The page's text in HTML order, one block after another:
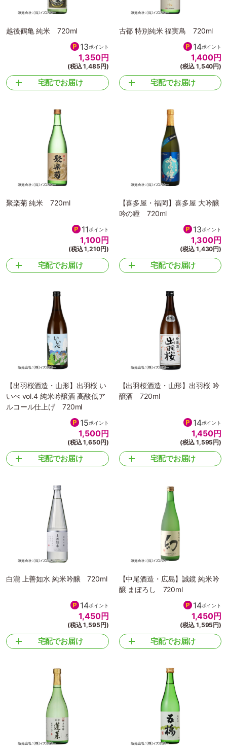
越後鶴亀 純米 720ml
13ポイント
1,350円
(税込 1,485円)
宅配でお届け
古都 特別純米 福実鳥 720ml
14ポイント
1,400円
(税込 1,540円)
宅配でお届け
聚楽菊 純米 720ml
11ポイント
1,100円
(税込 1,210円)
宅配でお届け
【喜多屋・福岡】喜多屋 大吟醸
吟の瞳 720ml
13ポイント
1,300円
(税込 1,430円)
宅配でお届け
【出羽桜酒造・山形】出羽桜 い
いべ vol.4 純米吟醸酒 高酸低ア
ルコール仕上げ 720ml
15ポイント
1,500円
(税込 1,650円)
宅配でお届け
【出羽桜酒造・山形】出羽桜 吟
醸酒 720ml
14ポイント
1,450円
(税込 1,595円)
宅配でお届け
白瀧 上善如水 純米吟醸 720ml
14ポイント
1,450円
(税込 1,595円)
宅配でお届け
【中尾酒造・広島】誠鏡 純米吟
醸 まぼろし 720ml
14ポイント
1,450円
(税込 1,595円)
宅配でお届け